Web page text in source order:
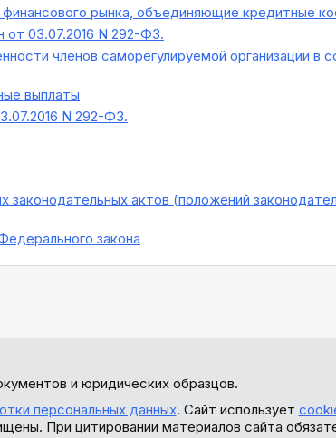
рынка, объединяющие кредитные
от 03.07.2016 N 292-ФЗ.
членов саморегулируемой организации в
выплаты
N 292-ФЗ.
законодательных актов (положений
закона
и юридических образцов.
персональных данных. Сайт использует
При цитировании материалов сайта